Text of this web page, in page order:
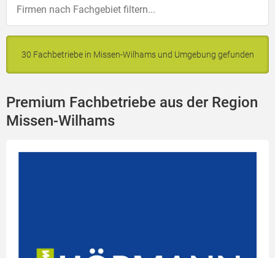
30 Fachbetriebe in Missen-Wilhams und Umgebung gefunden
Premium Fachbetriebe aus der Region
Missen-Wilhams